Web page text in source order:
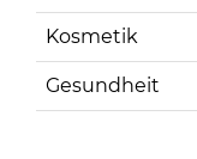
Kosmetik
Gesundheit